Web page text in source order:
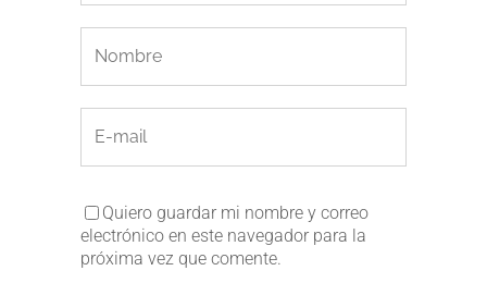
Quiero guardar mi nombre y correo
electrónico en este navegador para la
próxima vez que comente.